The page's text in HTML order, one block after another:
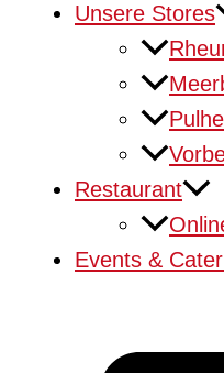
Unsere Stores
Restaurant
Events &